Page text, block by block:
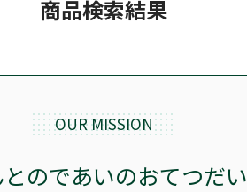
商品検索結果
OUR MISSION
のであいのおてつだい